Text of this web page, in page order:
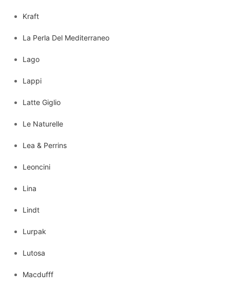
Kraft
La Perla Del Mediterraneo
Lago
Lappi
Latte Giglio
Le Naturelle
Lea & Perrins
Leoncini
Lina
Lindt
Lurpak
Lutosa
Macdufff